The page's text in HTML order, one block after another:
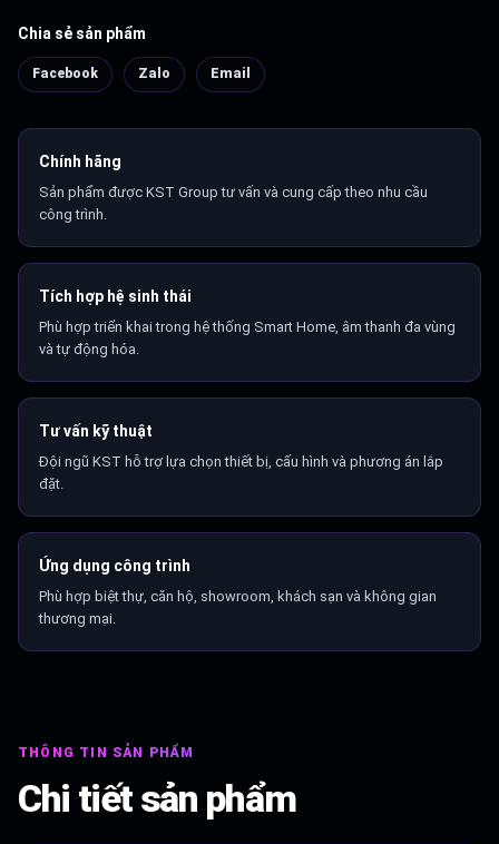
Chia sẻ sản phẩm
Facebook Zalo Email
Chính hãng
Sản phẩm được KST Group tư vấn và cung cấp theo nhu cầu
công trình.
Tích hợp hệ sinh thái
Phù hợp triển khai trong hệ thống Smart Home, âm thanh đa vùng
và tự động hóa.
Tư vấn kỹ thuật
Đội ngũ KST hỗ trợ lựa chọn thiết bị, cấu hình và phương án lắp
đặt.
Ứng dụng công trình
Phù hợp biệt thự, căn hộ, showroom, khách sạn và không gian
thương mại.
THÔNG TIN SẢN PHẨM
Chi tiết sản phẩm